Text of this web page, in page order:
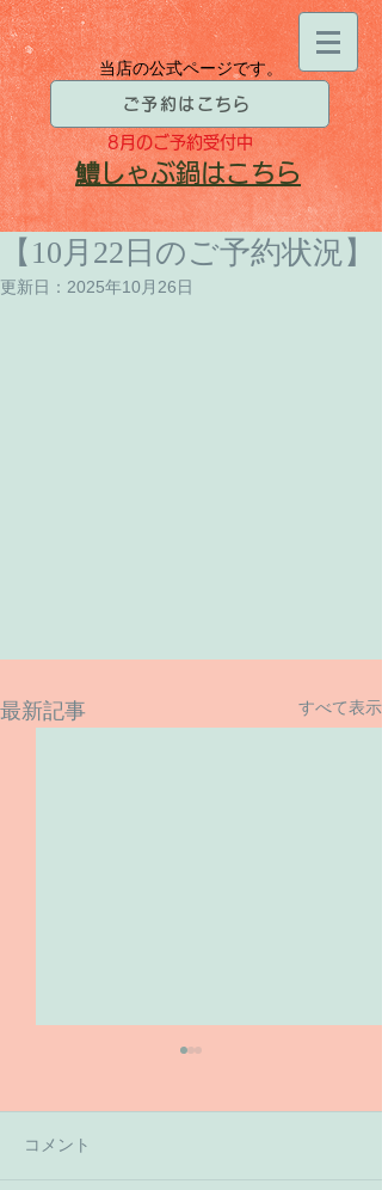
当店の公式ページです。
ご予約はこちら
8月のご予約受付中
​鱧しゃぶ鍋はこちら
【10月22日のご予約状況】
更新日： 2025年10月26日
最新記事 すべて表示
コメント